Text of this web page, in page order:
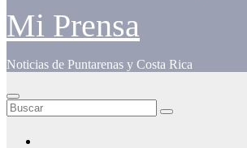
Mi Prensa
Noticias de Puntarenas y Costa Rica